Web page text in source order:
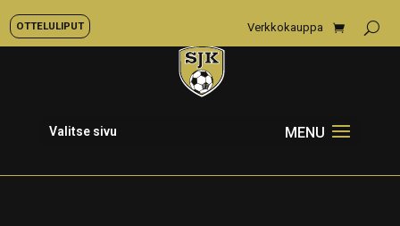
OTTELULIPUT Verkkokauppa
Valitse sivu